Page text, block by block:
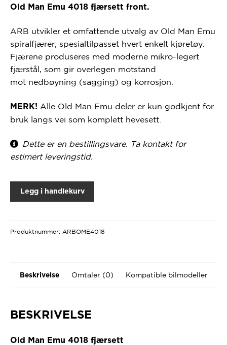
Old Man Emu 4018 fjærsett front.
ARB utvikler et omfattende utvalg av Old Man Emu
spiralfjærer, spesialtilpasset hvert enkelt kjøretøy.
Fjærene produseres med moderne mikro-legert
fjærstål , som gir overlegen motstand
mot nedbøyning (sagging) og korrosjon
MERK! Alle Old Man Emu deler er kun godkjent for
bruk langs vei som komplett hevesett.
Dette er en bestillingsvare. Ta kontakt for
estimert leveringstid.
Legg i handlekurv
Produktnummer: ARBOME4018
Beskrivelse Omtaler (0) Kompatible bilmodeller
BESKRIVELSE
Old Man Emu 4018 fjærsett